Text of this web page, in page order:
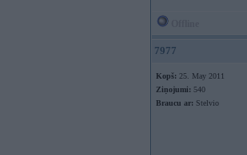
7977
Kopš: 25. May 2011
Ziņojumi: 540
Braucu ar: Stelvio